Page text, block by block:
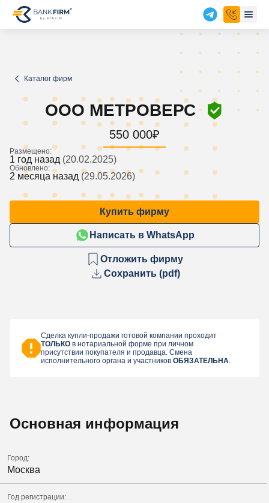
Каталог фирм
ООО МЕТРОВЕРС
550 000₽
Размещено:
1 год назад (20.02.2025)
Обновлено:
2 месяца назад (29.05.2026)
Купить фирму
Написать в WhatsApp
Отложить фирму
Сохранить (pdf)
Сделка купли-продажи готовой компании проходит
ТОЛЬКО в нотариальной форме при личном
присутствии покупателя и продавца. Смена
исполнительного органа и участников ОБЯЗАТЕЛЬНА.
Основная информация
Город:
Москва
Год регистрации: